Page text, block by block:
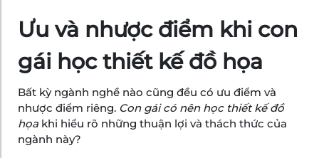
Ưu và nhược điểm khi con
gái học thiết kế đồ họa
Bất kỳ ngành nghề nào cũng đều có ưu điểm và
nhược điểm riêng. Con gái có nên học thiết kế đồ
họa khi hiểu rõ những thuận lợi và thách thức của
ngành này?